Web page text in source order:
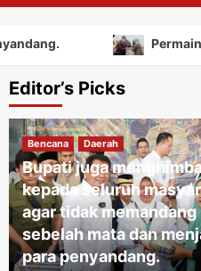
Permainan
Editor’s Picks
Bencana Daerah
Bupati juga
kepada seluruh
agar tidak memandang
sebelah mata dan
para penyandang.